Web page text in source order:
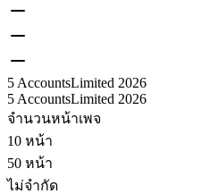
5 AccountsLimited 2026
5 AccountsLimited 2026
จำนวนหน้าเพจ
10 หน้า
50 หน้า
ไม่จำกัด